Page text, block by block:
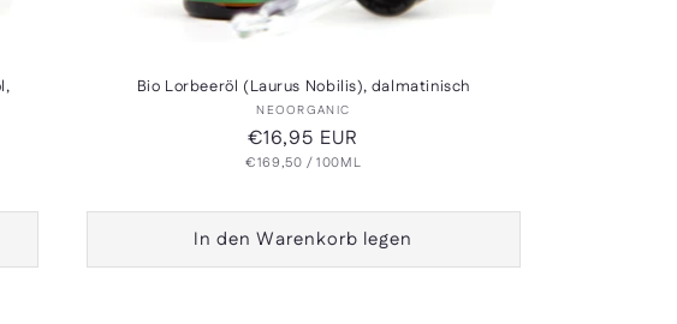
Bio Lorbeeröl (Laurus Nobilis), dalmatinisch
Anbieter:
NEOORGANIC
Normaler
Preis
€16,95 EUR
GRUNDPREIS
€169,50 /PRO
100ML
In den Warenkorb legen